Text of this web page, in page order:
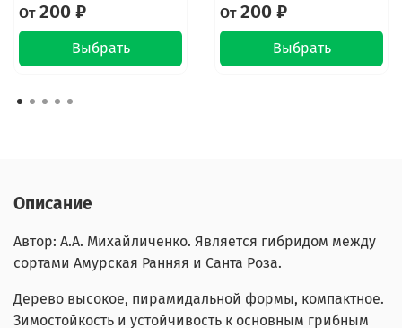
От200 ₽
Выбрать
От200 ₽
Выбрать
Описание
Автор: А.А. Михайличенко. Является гибридом между
сортами Амурская Ранняя и Санта Роза.
Дерево высокое, пирамидальной формы, компактное.
Зимостойкость и устойчивость к основным грибным